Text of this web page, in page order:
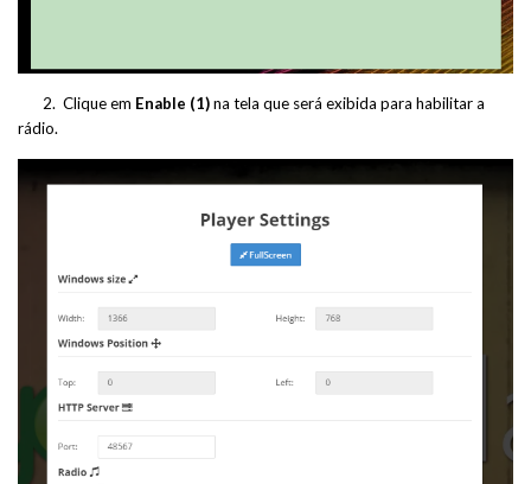
2. Clique em Enable (1)na tela que será exibida para habilitar a
rádio.